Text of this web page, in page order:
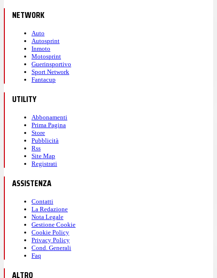
NETWORK
Auto
Autosprint
Inmoto
Motosprint
Guerinsportivo
Sport Network
Fantacup
UTILITY
Abbonamenti
Prima Pagina
Store
Pubblicità
Rss
Site Map
Registrati
ASSISTENZA
Contatti
La Redazione
Nota Legale
Gestione Cookie
Cookie Policy
Privacy Policy
Cond. Generali
Faq
ALTRO